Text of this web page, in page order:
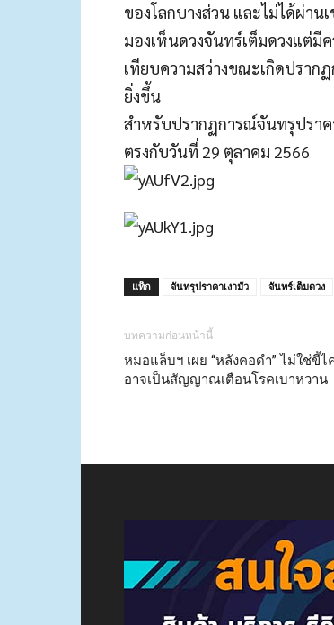
ของโลกบางส่วน และไม่ได้ผ่าน
มองเห็นดวงจันทร์เต็มดวงแต่มี
เทียบความสว่างขณะเกิดปราก
ยิ่งขึ้น
สำหรับปรากฏการณ์จันทรุปราค
ตรงกับวันที่ 29 ตุลาคม 2566
แท็ก จันทรุปราคาเงามัว จันทร์เต็มดวง
บทความก่อนหน้านี้
หมอแล็บฯ เผย “หลังคอดำ” ไม่ใช่ขี้ไ
อาจเป็นสัญญาณเตือนโรคเบาหวาน